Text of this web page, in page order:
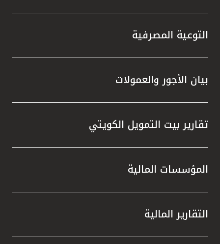
التوعية المصرفية
بيان الأجور والعمولات
تقارير بيت التمويل الكويتي
المؤسسات المالية
التقارير المالية